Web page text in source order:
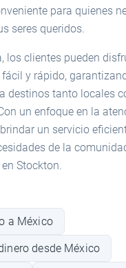
para quienes
seres queridos.
los clientes pueden
y rápido,
destinos tanto locales
un enfoque en la
un servicio
de la
Stockton.
a México
desde México